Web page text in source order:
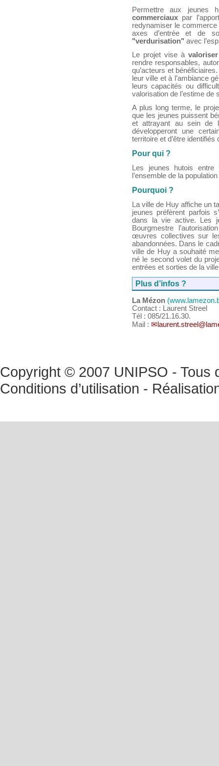
Permettre aux jeunes
commerciaux par
redynamiser le
axes d’entrée et de
"verdurisation" avec
Le projet vise à
rendre responsables,
qu’acteurs et
leur ville et à l’ambiance
leurs capacités ou
valorisation de l’estime de
A plus long terme, le
que les jeunes puissent
et attrayant au sein de
développeront une
territoire et d’être
Pour qui ?
Les jeunes hutois
l’ensemble de la
Pourquoi ?
La ville de Huy affiche un
jeunes préfèrent parfois
dans la vie active. Les
Bourgmestre
œuvres collectives sur
abandonnées. Dans le
ville de Huy a souhaité
né le second volet du
entrées et sorties de la
Plus d’infos ?
La Mézon
Contact : Laurent Streel
Tél : 085/21.16.30.
Mail :
Copyright © 2007 UNIPSO - Tous
Conditions d’utilisation -